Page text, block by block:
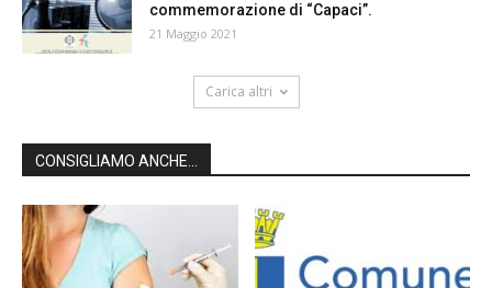
commemorazione di “Capaci”.
21 Maggio 2021
Carica altri
CONSIGLIAMO ANCHE...